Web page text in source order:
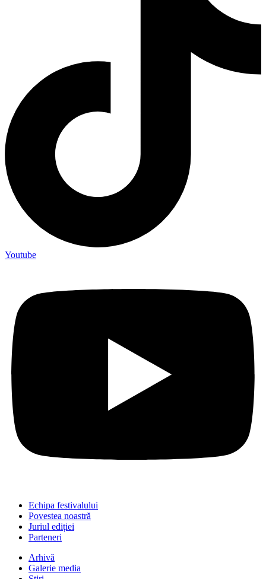
Youtube
Echipa festivalului
Povestea noastră
Juriul ediției
Parteneri
Arhivă
Galerie media